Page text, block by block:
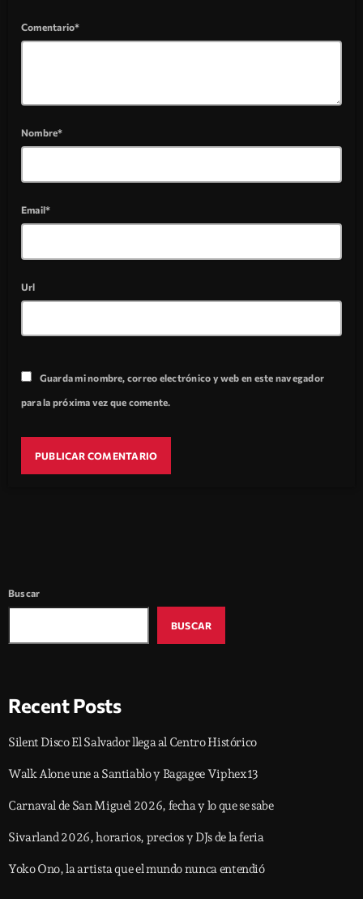
Comentario*
Nombre*
Email*
Url
Guarda mi nombre, correo electrónico y web en este navegador
para la próxima vez que comente.
Buscar
BUSCAR
Recent Posts
Silent Disco El Salvador llega al Centro Histórico
Walk Alone une a Santiablo y Bagagee Viphex13
Carnaval de San Miguel 2026, fecha y lo que se sabe
Sivarland 2026, horarios, precios y DJs de la feria
Yoko Ono, la artista que el mundo nunca entendió